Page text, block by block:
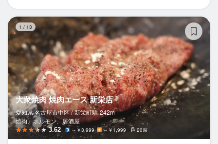
1 / 13
大衆焼肉 焼肉エース 新栄店
愛知県 名古屋市中区 / 新栄町駅 242m
焼肉、ホルモン、居酒屋
3.62 ～￥3,999 ～￥1,999 20席